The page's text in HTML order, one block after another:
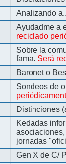
Analizando
Ayudadme a
reciclado
Sobre la
fama. Será
Baronet o
Sondeos de
Distinciones
Kedadas
jornadas
Gen X de C/